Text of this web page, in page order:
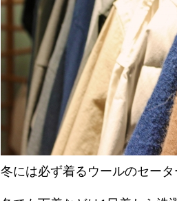
冬には必ず着るウールのセータ